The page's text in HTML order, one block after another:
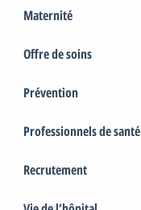
Maternité
Offre de soins
Prévention
Professionnels de santé
Recrutement